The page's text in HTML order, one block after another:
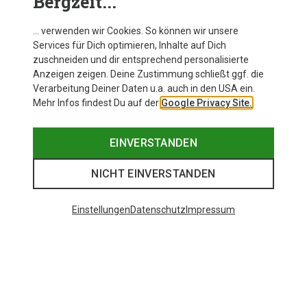
Zur Produktseite
… verwenden wir Cookies. So können wir unsere
Services für Dich optimieren, Inhalte auf Dich
zuschneiden und dir entsprechend personalisierte
Anzeigen zeigen. Deine Zustimmung schließt ggf. die
Verarbeitung Deiner Daten u.a. auch in den USA ein.
Mehr Infos findest Du auf der Google Privacy Site.
EINVERSTANDEN
NICHT EINVERSTANDEN
EinstellungenDatenschutz Impressum